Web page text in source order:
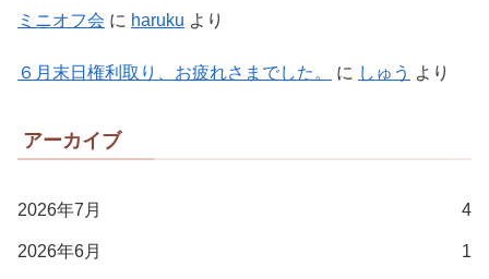
ミニオフ会 に haruku より
６月末日権利取り、お疲れさまでした。 に しゅう より
アーカイブ
2026年7月 4
2026年6月 1